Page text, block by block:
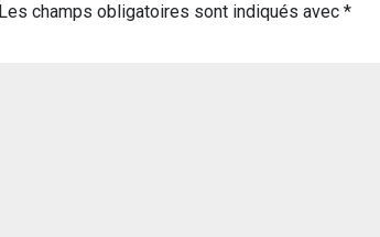
Les champs obligatoires sont indiqués avec *